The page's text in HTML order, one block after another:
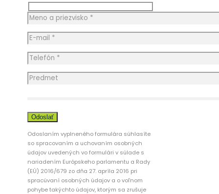
Odoslaním vyplneného formulára súhlasíte
so spracovaním a uchovaním osobných
údajov uvedených vo formulári v súlade s
nariadením Európskeho parlamentu a Rady
(EÚ) 2016/679 zo dňa 27. apríla 2016 pri
spracúvaní osobných údajov a o voľnom
pohybe takýchto údajov, ktorým sa zrušuje